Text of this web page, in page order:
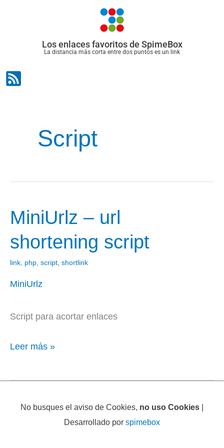
Los enlaces favoritos de SpimeBox
La distancia más corta entre dos puntos es un link
Script
MiniUrlz – url
shortening script
link php script shortlink
MiniUrlz
Script para acortar enlaces
MiniUrlz
url
shortening
script
Leer más »
No busques el aviso de Cookies, no uso Cookies |
Desarrollado por spimebox